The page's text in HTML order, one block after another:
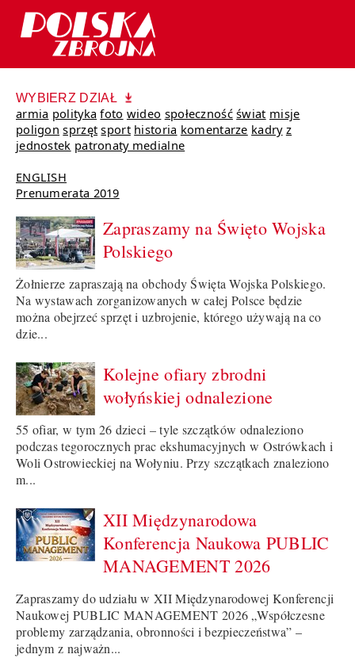
WYBIERZ DZIAŁ
armia polityka foto wideo społeczność świat misje
poligon sprzęt sport historia komentarze kadry z
jednostek patronaty medialne
ENGLISH
Prenumerata 2019
Zapraszamy na Święto Wojska
Polskiego
Żołnierze zapraszają na obchody Święta Wojska Polskiego.
Na wystawach zorganizowanych w całej Polsce będzie
można obejrzeć sprzęt i uzbrojenie, którego używają na co
dzie...
Kolejne ofiary zbrodni
wołyńskiej odnalezione
55 ofiar, w tym 26 dzieci – tyle szczątków odnaleziono
podczas tegorocznych prac ekshumacyjnych w Ostrówkach i
Woli Ostrowieckiej na Wołyniu. Przy szczątkach znaleziono
m...
XII Międzynarodowa
Konferencja Naukowa PUBLIC
MANAGEMENT 2026
Zapraszamy do udziału w XII Międzynarodowej Konferencji
Naukowej PUBLIC MANAGEMENT 2026 „Współczesne
problemy zarządzania, obronności i bezpieczeństwa” –
jednym z najważn...